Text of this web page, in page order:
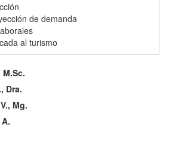
de demanda
al turismo
Dra.
Mg.